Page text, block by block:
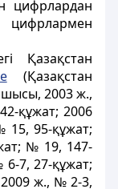
цифрлардан
Қазақстан
(Қазақстан
2003 ж.,
құжат; 2006
95-құжат;
№ 19, 147-
7, 27-құжат;
ж., № 2-3,